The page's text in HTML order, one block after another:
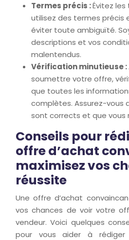
Termes précis :Évitez
utilisez des termes précis
éviter toute ambiguïté.
descriptions et vos
malentendus.
Vérification minutieuse :
soumettre votre offre,
que toutes les
complètes. Assurez-vous
sont corrects et que vous
Conseils pour
offre d’achat
maximisez vos
réussite
Une offre d’achat
vos chances de voir votre
vendeur. Voici quelques
pour vous aider à